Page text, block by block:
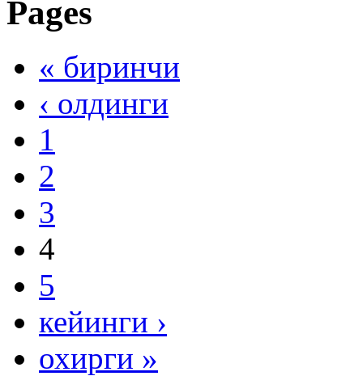
Pages
« биринчи
‹ олдинги
1
2
3
4
5
кейинги ›
охирги »